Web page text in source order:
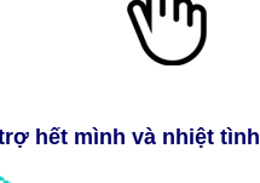
hết mình và nhiệt tình